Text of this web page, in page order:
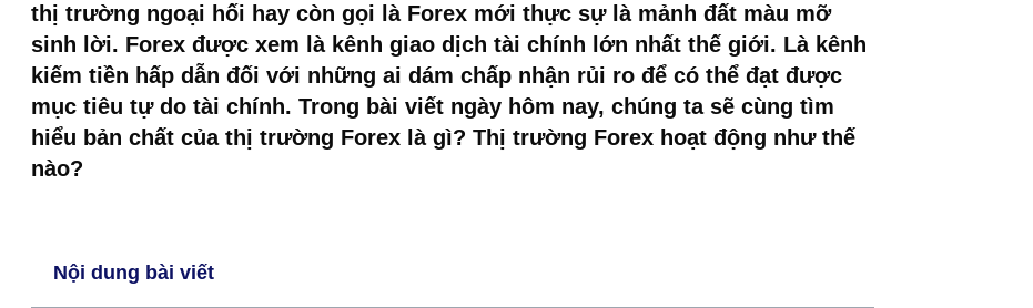
thị trường ngoại hối hay còn gọi là Forex mới thực sự là mảnh đất màu mỡ
sinh lời. Forex được xem là kênh giao dịch tài chính lớn nhất thế giới. Là kênh
kiếm tiền hấp dẫn đối với những ai dám chấp nhận rủi ro để có thể đạt được
mục tiêu tự do tài chính. Trong bài viết ngày hôm nay, chúng ta sẽ cùng tìm
hiểu bản chất của thị trường Forex là gì? Thị trường Forex hoạt động như thế
nào?
Nội dung bài viết